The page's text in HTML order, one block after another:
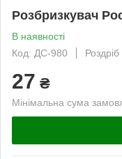
Розбризкувач
В наявності
Код: ДС-980
Роздріб
27 ₴
Мінімальна сума